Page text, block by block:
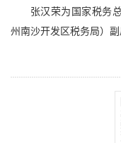
张汉荣为国家税务
州南沙开发区税务局）副